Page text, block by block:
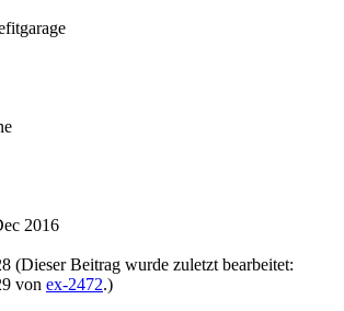
2016
(Dieser Beitrag wurde zuletzt bearbeitet:
von ex-2472.)